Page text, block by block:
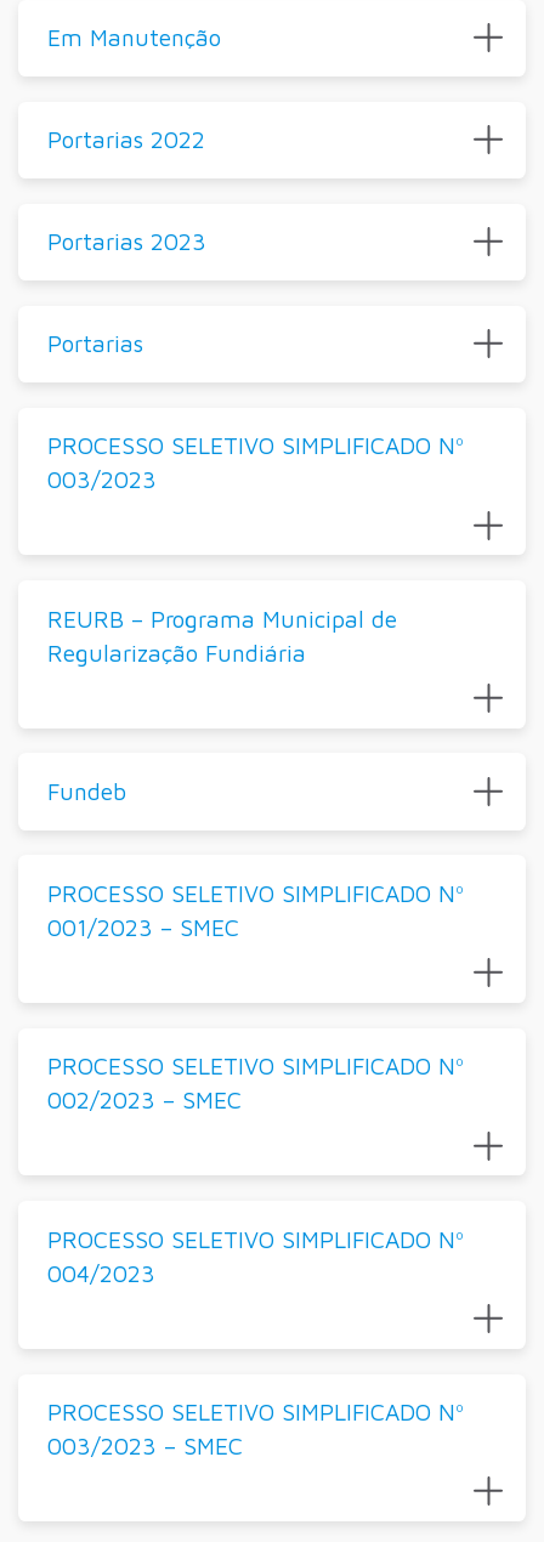
Em Manutenção
Portarias 2022
Portarias 2023
Portarias
PROCESSO SELETIVO SIMPLIFICADO Nº
003/2023
REURB – Programa Municipal de
Regularização Fundiária
Fundeb
PROCESSO SELETIVO SIMPLIFICADO Nº
001/2023 – SMEC
PROCESSO SELETIVO SIMPLIFICADO Nº
002/2023 – SMEC
PROCESSO SELETIVO SIMPLIFICADO Nº
004/2023
PROCESSO SELETIVO SIMPLIFICADO Nº
003/2023 – SMEC